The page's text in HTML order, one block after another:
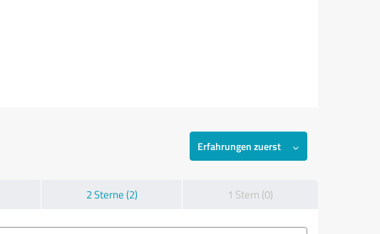
Erfahrungen zuerst
2 Sterne (2) 1 Stern (0)